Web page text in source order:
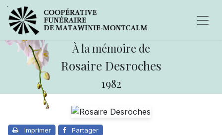
À la mémoire de
Rosaire Desroches
1982
Imprimer Partager